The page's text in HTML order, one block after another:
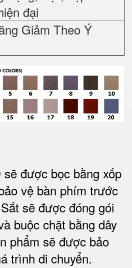
đại
Giảm Theo Ý
được bọc bằng xốp
vệ bàn phím trước
sẽ được đóng gói
buộc chặt bằng dây
phẩm sẽ được bảo
trình di chuyển.